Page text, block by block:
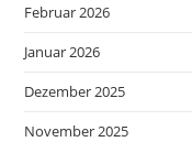
Februar 2026
Januar 2026
Dezember 2025
November 2025